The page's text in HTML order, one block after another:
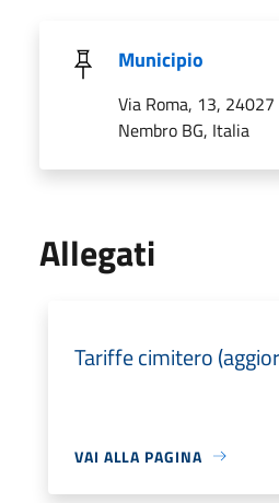
Municipio
Via Roma, 13, 24027
Nembro BG, Italia
Allegati
Tariffe cimitero
VAI ALLA PAGINA